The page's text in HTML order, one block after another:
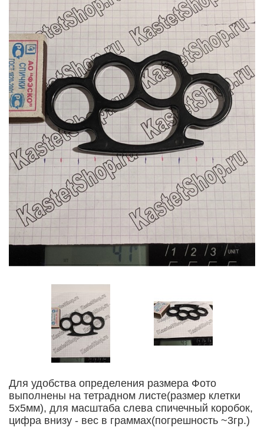
Для удобства определения размера Фото
выполнены на тетрадном листе(размер клетки
5х5мм), для масштаба слева спичечный коробок,
цифра внизу - вес в граммах(погрешность ~3гр.)